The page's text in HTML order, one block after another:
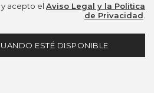
acepto el Aviso Legal y la Politica
de Privacidad
ESTÉ DISPONIBLE